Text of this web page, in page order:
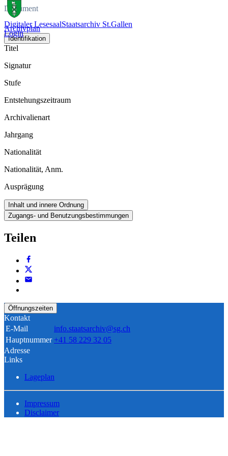
Digitaler LesesaalStaatsarchiv St.Gallen
Login
Dokument
Archivplan
Identifikation
Titel
Signatur
Stufe
Entstehungszeitraum
Archivalienart
Jahrgang
Nationalität
Nationalität, Anm.
Ausprägung
Inhalt und innere Ordnung
Zugangs- und Benutzungsbestimmungen
Teilen
Öffnungszeiten
Kontakt
E-Mail
info.staatsarchiv@sg.ch
Hauptnummer +41 58 229 32 05
Adresse
Links
Lageplan
Impressum
Disclaimer